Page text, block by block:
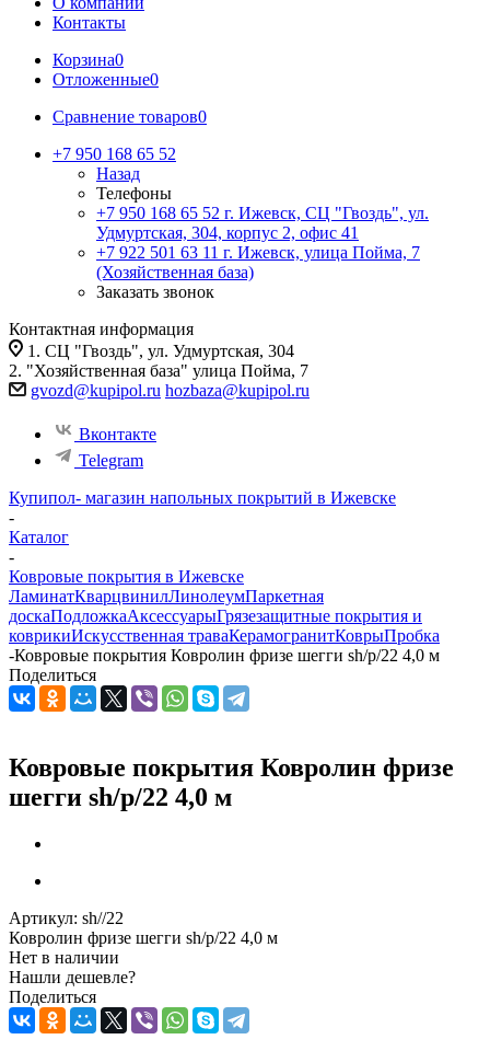
Контакты
Корзина0
Отложенные0
Сравнение товаров0
+7 950 168 65 52
Назад
Телефоны
+7 950 168 65 52 г. Ижевск, СЦ "Гвоздь", ул.
Удмуртская, 304, корпус 2, офис 41
+7 922 501 63 11 г. Ижевск, улица Пойма, 7
(Хозяйственная база)
Заказать звонок
Контактная информация
1. СЦ "Гвоздь", ул. Удмуртская, 304
2. "Хозяйственная база" улица Пойма, 7
gvozd@kupipol.ru hozbaza@kupipol.ru
Вконтакте
Telegram
Купипол- магазин напольных покрытий в Ижевске
-
Каталог
-
Ковровые покрытия в Ижевске
ЛаминатКварцвинилЛинолеумПаркетная
доскаПодложкаАксессуарыГрязезащитные покрытия и
коврикиИскусственная траваКерамогранитКоврыПробка
-Ковровые покрытия Ковролин фризе шегги sh/p/22 4,0 м
Поделиться
Ковровые покрытия Ковролин фризе
шегги sh/p/22 4,0 м
Артикул: sh//22
Ковролин фризе шегги sh/p/22 4,0 м
Нет в наличии
Нашли дешевле?
Поделиться